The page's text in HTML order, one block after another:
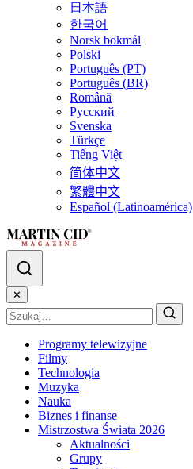
日本語
한국어
Norsk bokmål
Polski
Português (PT)
Português (BR)
Română
Русский
Svenska
Türkçe
Tiếng Việt
简体中文
繁體中文
Español (Latinoamérica)
✕
Programy telewizyjne
Filmy
Technologia
Muzyka
Nauka
Biznes i finanse
Mistrzostwa Świata 2026
Aktualności
Grupy